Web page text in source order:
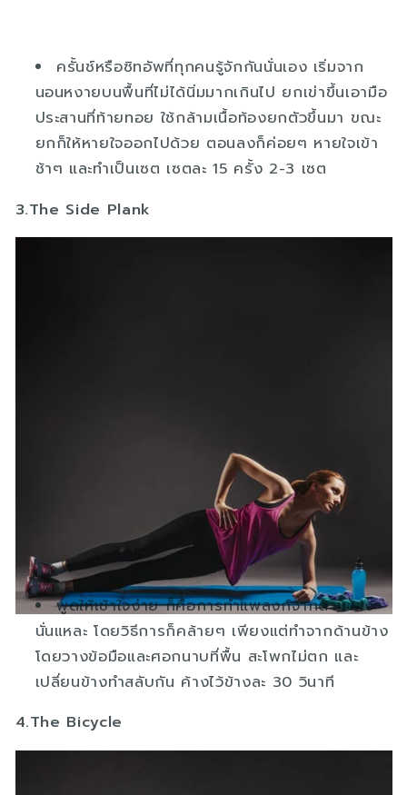
ครั้นช์หรือซิทอัพที่ทุกคนรู้จักกันนั่นเอง เริ่มจาก
นอนหงายบนพื้นที่ไม่ได้นิ่มมากเกินไป ยกเข่าขึ้นเอามือ
ประสานที่ท้ายทอย ใช้กล้ามเนื้อท้องยกตัวขึ้นมา ขณะ
ยกก็ให้หายใจออกไปด้วย ตอนลงก็ค่อยๆ หายใจเข้า
ช้าๆ และทำเป็นเซต เซตละ 15 ครั้ง 2-3 เซต
3.The Side Plank
พูดให้เข้าใจง่าย ก็คือการทำแพลงก์จากด้านข้าง
นั่นแหละ โดยวิธีการก็คล้ายๆ เพียงแต่ทำจากด้านข้าง
โดยวางข้อมือและศอกนาบที่พื้น สะโพกไม่ตก และ
เปลี่ยนข้างทำสลับกัน ค้างไว้ข้างละ 30 วินาที
4.The Bicycle